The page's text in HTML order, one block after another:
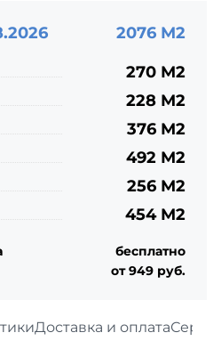
Доставка и оплата
2076 М2
270 М2
228 М2
376 М2
492 М2
256 М2
454 М2
бесплатно
от 949 руб.